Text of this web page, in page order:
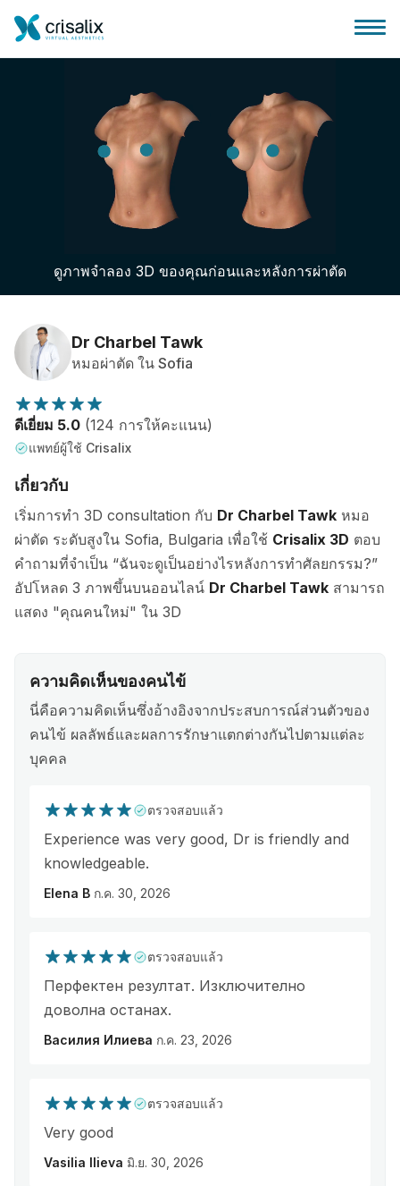
บ้านของหมอผ่าตัด
แพลตฟอร์มธุรกิจ 3D
แผน
ความคิดเห็นของคนไข้
ดูภาพจำลอง 3D ของคุณก่อนและหลังการผ่าตัด
Dr Charbel Tawk
หมอผ่าตัด ใน Sofia
ดีเยี่ยม 5.0 (124 การให้คะแนน)
แพทย์ผู้ใช้ Crisalix
เกี่ยวกับ
เริ่มการทำ 3D consultation กับ Dr Charbel Tawk หมอ
ผ่าตัด ระดับสูงใน Sofia, Bulgaria เพื่อใช้ Crisalix 3D ตอบ
คำถามที่จำเป็น “ฉันจะดูเป็นอย่างไรหลังการทำศัลยกรรม?”
อัปโหลด 3 ภาพขึ้นบนออนไลน์ Dr Charbel Tawk สามารถ
แสดง "คุณคนใหม่" ใน 3D
ความคิดเห็นของคนไข้
นี่คือความคิดเห็นซึ่งอ้างอิงจากประสบการณ์ส่วนตัวของ
คนไข้ ผลลัพธ์และผลการรักษาแตกต่างกันไปตามแต่ละ
บุคคล
ตรวจสอบแล้ว
Experience was very good, Dr is friendly and
knowledgeable.
Elena B ก.ค. 30, 2026
ตรวจสอบแล้ว
Перфектен резултат. Изключително
доволна останах.
Василия Илиева ก.ค. 23, 2026
ตรวจสอบแล้ว
Very good
Vasilia Ilieva มิ.ย. 30, 2026